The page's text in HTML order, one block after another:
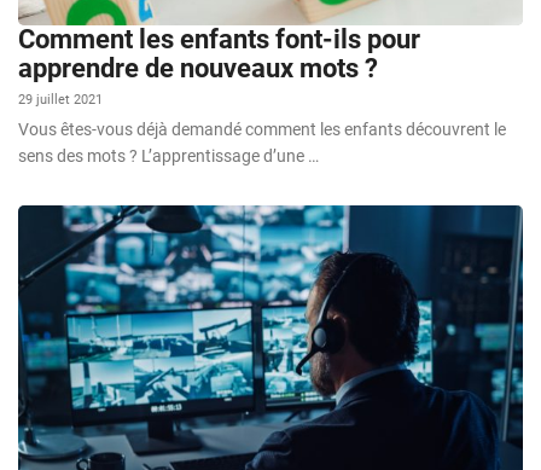
Comment les enfants font-ils pour
apprendre de nouveaux mots ?
29 juillet 2021
Vous êtes-vous déjà demandé comment les enfants découvrent le
sens des mots ? L’apprentissage d’une …